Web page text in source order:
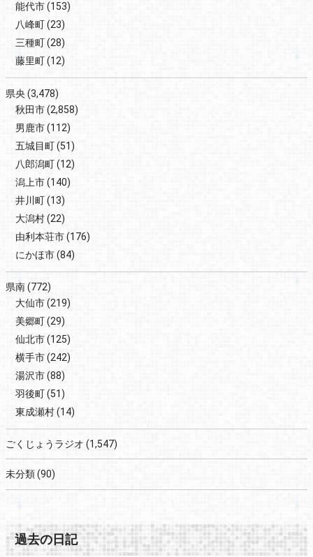
能代市(153)
八峰町(23)
三種町(28)
藤里町(12)
県央(3,478)
秋田市(2,858)
男鹿市(112)
五城目町(51)
八郎潟町(12)
潟上市(140)
井川町(13)
大潟村(22)
由利本荘市(176)
にかほ市(84)
県南(772)
大仙市(219)
美郷町(29)
仙北市(125)
横手市(242)
湯沢市(88)
羽後町(51)
東成瀬村(14)
ごくじょうラジオ (1,547)
未分類(90)
過去の日記